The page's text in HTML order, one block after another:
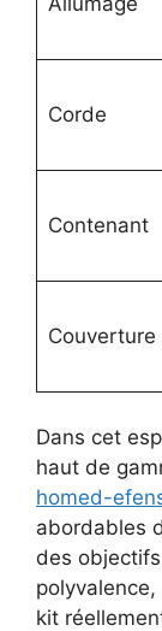
Corde
Contenant
Couverture
Dans cet
haut de
homed-
abordables
des
kit